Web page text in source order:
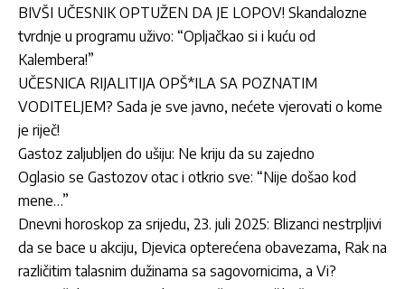
BIVŠI UČESNIK OPTUŽEN DA JE LOPOV! Skandalozne
tvrdnje u programu uživo: “Opljačkao si i kuću od
Kalembera!”
UČESNICA RIJALITIJA OPŠ*ILA SA POZNATIM
VODITELJEM? Sada je sve javno, nećete vjerovati o kome
je riječ!
Gastoz zaljubljen do ušiju: Ne kriju da su zajedno
Oglasio se Gastozov otac i otkrio sve: “Nije došao kod
mene…”
Dnevni horoskop za srijedu, 23. juli 2025: Blizanci nestrpljivi
da se bace u akciju, Djevica opterećena obavezama, Rak na
različitim talasnim dužinama sa sagovornicima, a Vi?